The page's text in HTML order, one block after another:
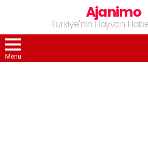
Ajanimo
Türkiye'nin Hayvan
Menu